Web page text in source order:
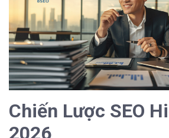
Chiến Lược SEO
2026